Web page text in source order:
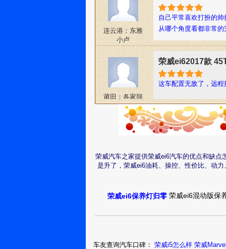
连云港：东雅
小卢
自己平常喜欢打扮的
从哪个角度看都非常
莆田：各家脱
荣威ei62017款
这车配置无敌了，远
上海：俺第二
荣威ei62017款
荣威ei62017款
这么漂亮的车生怕被
荣威汽车之家提供荣威ei6汽车的优点和缺
是升了，荣威ei6油耗、操控、性价比、动
荣威ei6保养灯归零 荣威ei6混动版保
车友查询汽车口碑： 荣威i5怎么样 荣威